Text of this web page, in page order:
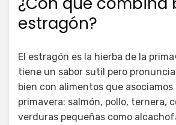
estragón?
El estragón es la hierba de la
tiene un sabor sutil pero
bien con alimentos que asociamos
primavera: salmón, pollo, ternera,
verduras pequeñas como